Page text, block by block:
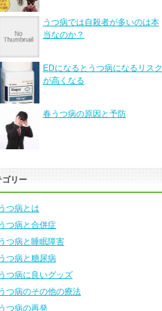
うつ病では自殺者が多いのは本
当なのか？
EDになるとうつ病になるリスク
が高くなる
春うつ病の原因と予防
ゴリー
つ病とは
つ病と合併症
つ病と睡眠障害
つ病と糖尿病
つ病に良いグッズ
つ病のその他の療法
つ病の再発